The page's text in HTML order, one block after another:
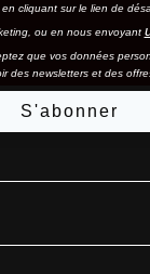
cliquant sur le lien de
ou en nous envoyant
que vos données
des newsletters et des
S'abonner